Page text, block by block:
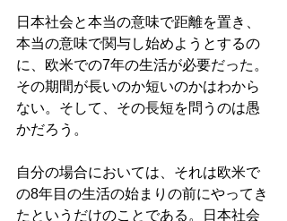
日本社会と本当の意味で距離を置き、
本当の意味で関与し始めようとするの
に、欧米での7年の生活が必要だった。
その期間が長いのか短いのかはわから
ない。そして、その長短を問うのは愚
かだろう。
自分の場合においては、それは欧米で
の8年目の生活の始まりの前にやってき
たというだけのことである。日本社会